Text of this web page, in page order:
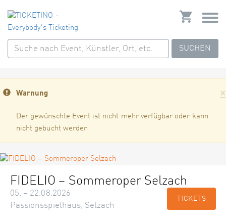
SUCHEN
×
Warnung
Der gewünschte Event ist nicht mehr verfügbar oder kann
nicht gebucht werden
FIDELIO – Sommeroper Selzach
05. – 22.08.2026
Passionsspielhaus, Selzach
TICKETS